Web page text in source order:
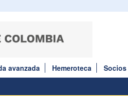
avanzada Hemeroteca